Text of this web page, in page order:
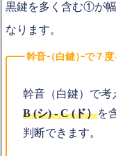
黒鍵を多く含む①が
なります。
幹音（白鍵）で７
幹音（白鍵）で考
B (シ) - C (ド）を
判断できます。